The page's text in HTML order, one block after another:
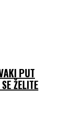
PUT
ŽELITE